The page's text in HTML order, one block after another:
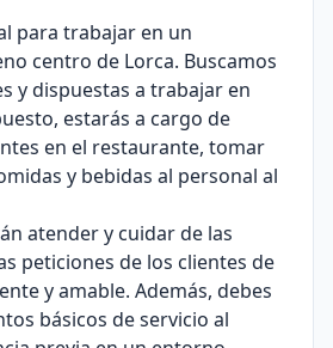
para trabajar en un
centro de Lorca. Buscamos
y dispuestas a trabajar en
estarás a cargo de
en el restaurante, tomar
y bebidas al personal al
atender y cuidar de las
peticiones de los clientes de
y amable. Además, debes
básicos de servicio al